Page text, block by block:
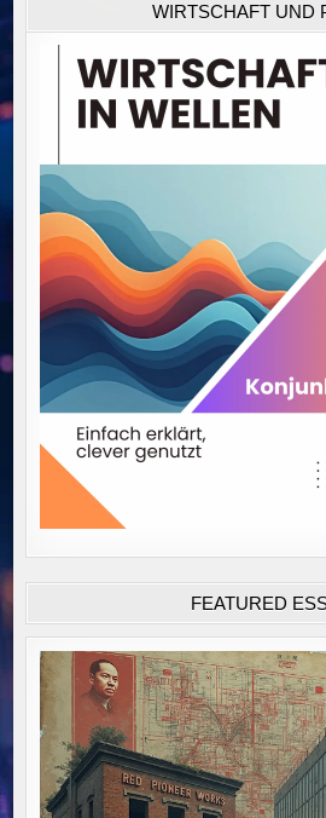
WIRTSCHAFT UND
FEATURED